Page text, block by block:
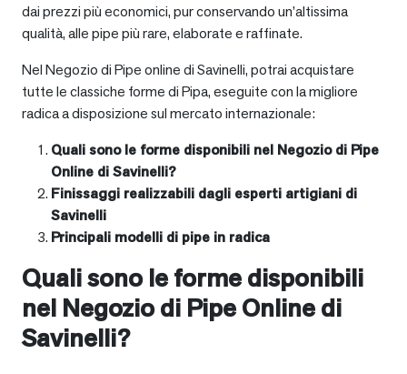
dai prezzi più economici, pur conservando un’altissima
qualità, alle pipe più rare, elaborate e raffinate.
Nel Negozio di Pipe online di Savinelli, potrai acquistare
tutte le classiche forme di Pipa, eseguite con la migliore
radica a disposizione sul mercato internazionale:
Quali sono le forme disponibili nel Negozio di Pipe
Online di Savinelli?
Finissaggi realizzabili dagli esperti artigiani di
Savinelli
Principali modelli di pipe in radica
Quali sono le forme disponibili
nel Negozio di Pipe Online di
Savinelli?